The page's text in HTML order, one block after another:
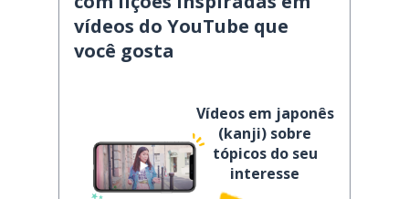
vídeos do YouTube que
você gosta
Vídeos em japonês
(kanji) sobre
tópicos do seu
interesse